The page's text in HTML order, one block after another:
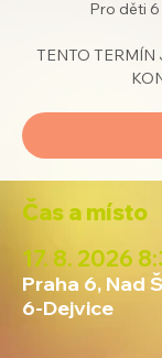
Pro děti
TENTO TERMÍN
Čas a místo
17. 8. 2026
Praha 6, Nad
6-Dejvice